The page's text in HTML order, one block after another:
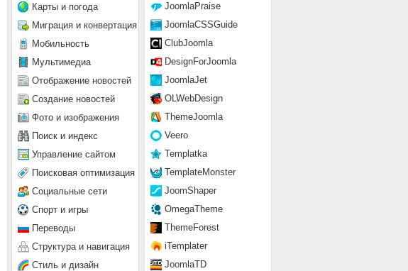
JoomlaPraise
JoomlaCSSGuide
ClubJoomla
DesignForJoomla
JoomlaJet
OLWebDesign
ThemeJoomla
Veero
Templatka
TemplateMonster
JoomShaper
OmegaTheme
ThemeForest
iTemplater
JoomlaTD
Карты и погода
Миграция и конвертация
Мобильность
Мультимедиа
Отображение новостей
Создание новостей
Фото и изображения
Поиск и индекс
Управление сайтом
Поисковая оптимизация
Социальные сети
Спорт и игры
Переводы
Структура и навигация
Стиль и дизайн